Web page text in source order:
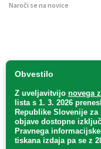
Obvestilo
Z uveljavitvijo novega
lista s 1. 3. 2026
Republike Slovenije za
objave dostopne
Pravnega
tiskana izdaja pa se z
Naroči se na novice
Uradni list d. o. o. – v